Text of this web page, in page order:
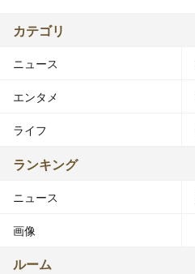
カテゴリ
ニュース
エンタメ
ライフ
ランキング
ニュース
画像
ルーム